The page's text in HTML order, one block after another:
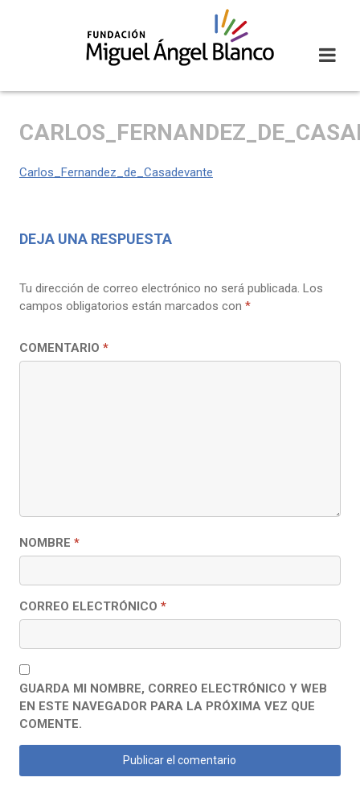
Carlos_Fernandez_de_Casadevante
DEJA UNA RESPUESTA
Tu dirección de correo electrónico no será publicada. Los
campos obligatorios están marcados con *
COMENTARIO *
NOMBRE *
CORREO ELECTRÓNICO *
GUARDA MI NOMBRE, CORREO ELECTRÓNICO Y WEB
EN ESTE NAVEGADOR PARA LA PRÓXIMA VEZ QUE
COMENTE.